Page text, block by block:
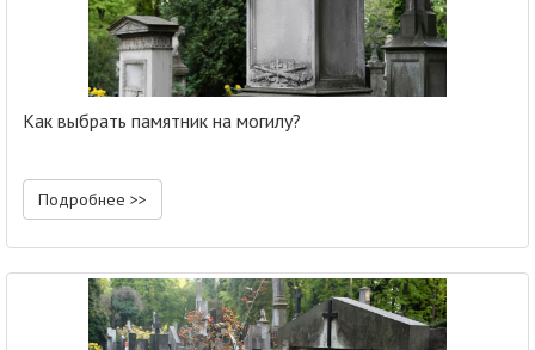
Как выбрать памятник на могилу?
Подробнее >>